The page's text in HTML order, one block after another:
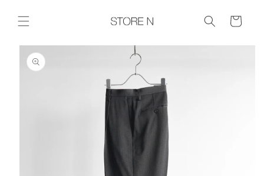
進む
Cart
スキップ